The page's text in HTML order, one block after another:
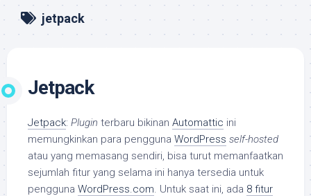
jetpack
Jetpack
Jetpack: Plugin terbaru bikinan Automattic ini
memungkinkan para pengguna WordPress self-hosted
atau yang memasang sendiri, bisa turut memanfaatkan
sejumlah fitur yang selama ini hanya tersedia untuk
pengguna WordPress.com. Untuk saat ini, ada 8 fitur